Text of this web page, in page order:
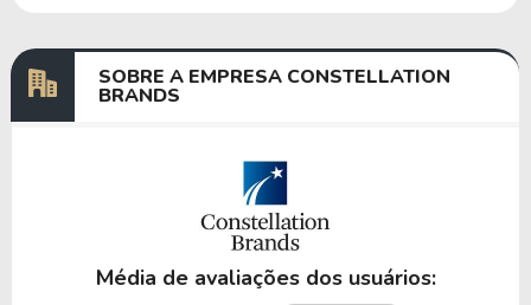
SOBRE A EMPRESA CONSTELLATION
BRANDS
Média de avaliações dos usuários: